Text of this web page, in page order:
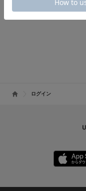
UR
ログイン